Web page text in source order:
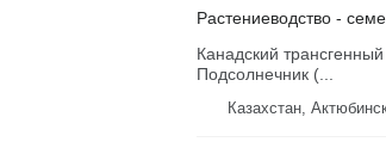
Растениеводство -
Канадский
Подсолнечник (...